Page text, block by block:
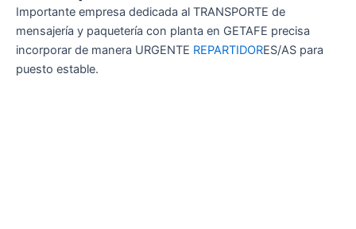
Importante empresa dedicada al TRANSPORTE de
mensajería y paquetería con planta en GETAFE precisa
incorporar de manera URGENTE REPARTIDORES/AS para
puesto estable.